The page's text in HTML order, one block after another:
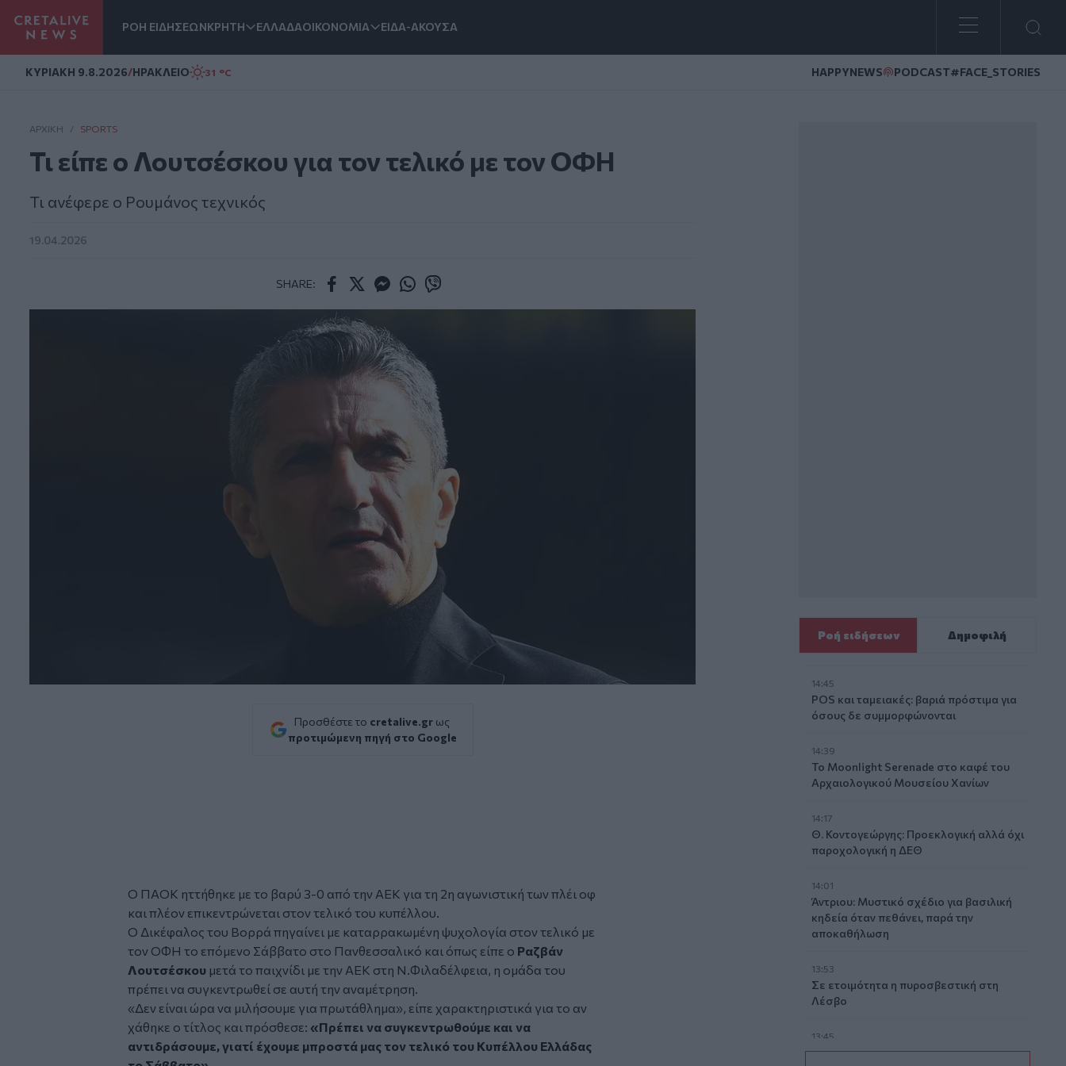
ΡΟΗ ΕΙΔΗΣΕΩΝΚΡΗΤΗ ΕΛΛΑΔΑΟΙΚΟΝΟΜΙΑ ΕΙΔΑ-ΑΚΟΥΣΑ
ΚΥΡΙΑΚΗ 9.8.2026/ΗΡΑΚΛΕΙΟ 31 °C HAPPYNEWS PODCAST#FACE_STORIES
ΑΡΧΙΚΗ / SPORTS
Τι είπε ο Λουτσέσκου για τον τελικό με τον ΟΦΗ
Τι ανέφερε ο Ρουμάνος τεχνικός
19.04.2026
SHARE:
Προσθέστε το cretalive.gr ως
προτιμώμενη πηγή στο Google
Ο ΠΑΟΚ ηττήθηκε με το βαρύ 3-0 από την ΑΕΚ για τη 2η αγωνιστική των πλέι οφ
και πλέον επικεντρώνεται στον τελικό του κυπέλλου.
Ο Δικέφαλος του Βορρά πηγαίνει με καταρρακωμένη ψυχολογία στον τελικό με
τον ΟΦΗ το επόμενο Σάββατο στο Πανθεσσαλικό και όπως είπε ο Ραζβάν
Λουτσέσκου μετά το παιχνίδι με την ΑΕΚ στη Ν.Φιλαδέλφεια, η ομάδα του
πρέπει να συγκεντρωθεί σε αυτή την αναμέτρηση.
«Δεν είναι ώρα να μιλήσουμε για πρωτάθλημα», είπε χαρακτηριστικά για το αν
χάθηκε ο τίτλος και πρόσθεσε: «Πρέπει να συγκεντρωθούμε και να
αντιδράσουμε, γιατί έχουμε μπροστά μας τον τελικό του Κυπέλλου Ελλάδας
Ροή ειδήσεων Δημοφιλή
14:45
POS και ταμειακές: βαριά πρόστιμα για
όσους δε συμμορφώνονται
14:39
To Moonlight Serenade στο καφέ του
Αρχαιολογικού Μουσείου Χανίων
14:17
Θ. Κοντογεώργης: Προεκλογική αλλά όχι
παροχολογική η ΔΕΘ
14:01
Άντριου: Μυστικό σχέδιο για βασιλική
κηδεία όταν πεθάνει, παρά την
αποκαθήλωση
13:53
Σε ετοιμότητα η πυροσβεστική στη
Λέσβο
13:45
Κρήτη: Και την Δευτέρα (10/08) πολύ